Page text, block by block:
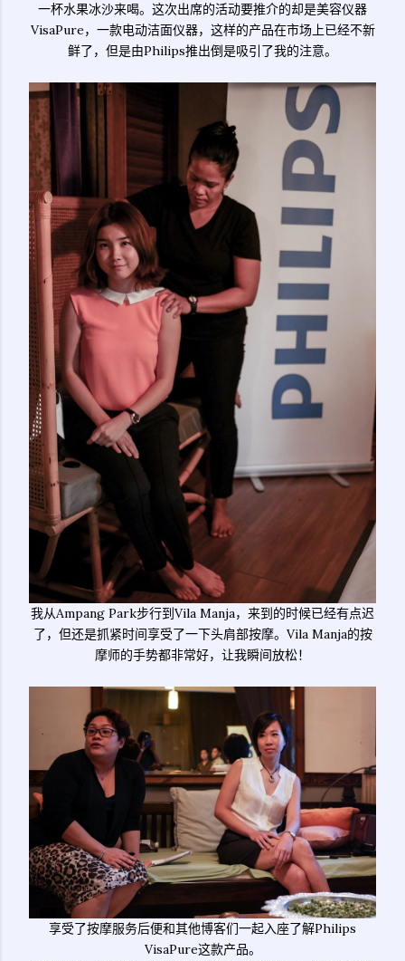
一杯水果冰沙来喝。这次出席的活动要推介的却是美容仪器
VisaPure，一款电动洁面仪器，这样的产品在市场上已经不新
鲜了，但是由Philips推出倒是吸引了我的注意。
我从Ampang Park步行到Vila Manja，来到的时候已经有点迟
了，但还是抓紧时间享受了一下头肩部按摩。Vila Manja的按
摩师的手势都非常好，让我瞬间放松！
享受了按摩服务后便和其他博客们一起入座了解Philips
VisaPure这款产品。